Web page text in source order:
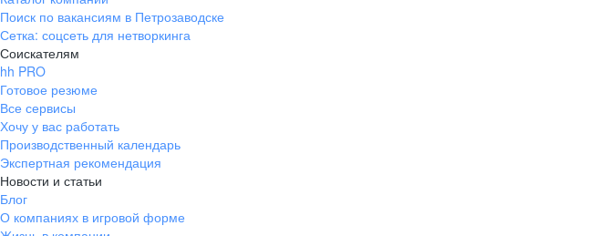
Поиск по вакансиям в Петрозаводске
Сетка: соцсеть для нетворкинга
Соискателям
hh PRO
Готовое резюме
Все сервисы
Хочу у вас работать
Производственный календарь
Экспертная рекомендация
Новости и статьи
Блог
О компаниях в игровой форме